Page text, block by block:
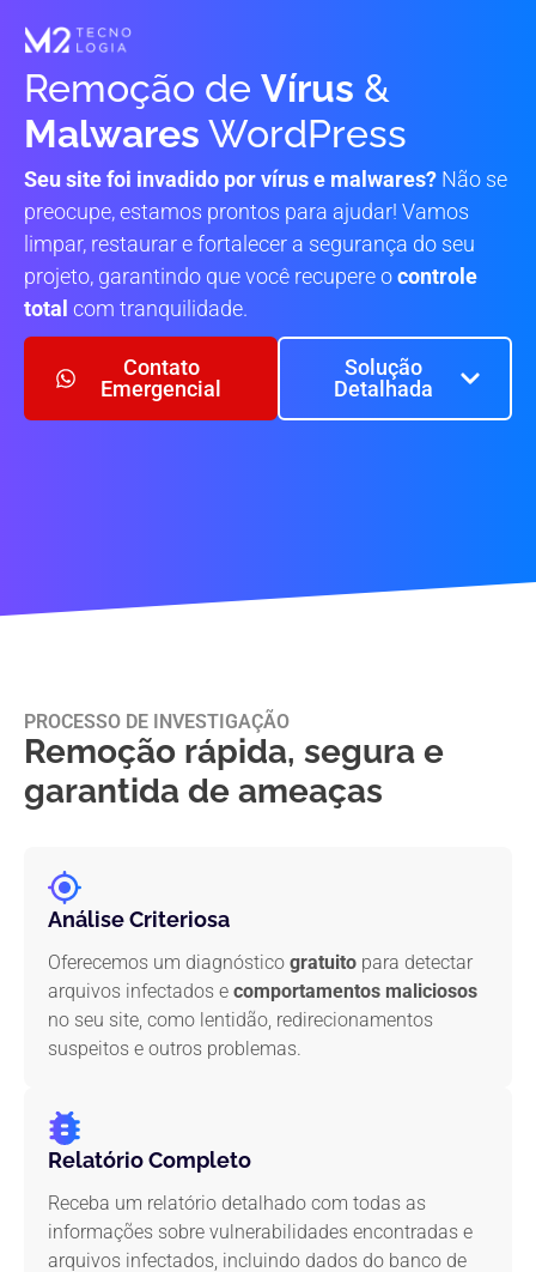
Remoção de Vírus &
Malwares WordPress
Seu site foi invadido por vírus e malwares? Não se
preocupe, estamos prontos para ajudar! Vamos
limpar, restaurar e fortalecer a segurança do seu
projeto, garantindo que você recupere ocontrole
total com tranquilidade.
Contato
Emergencial
Solução
Detalhada
PROCESSO DE INVESTIGAÇÃO
Remoção rápida, segura e
garantida de ameaças
Análise Criteriosa
Oferecemos um diagnóstico gratuito para detectar
arquivos infectados e comportamentos maliciosos
no seu site, como lentidão, redirecionamentos
suspeitos e outros problemas.
Relatório Completo
Receba um relatório detalhado com todas as
informações sobre vulnerabilidades encontradas e
arquivos infectados, incluindo dados do banco de